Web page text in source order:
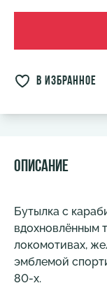
в избранное
Описание
Бутылка с
вдохновлённым
локомотивах,
эмблемой
80-х.